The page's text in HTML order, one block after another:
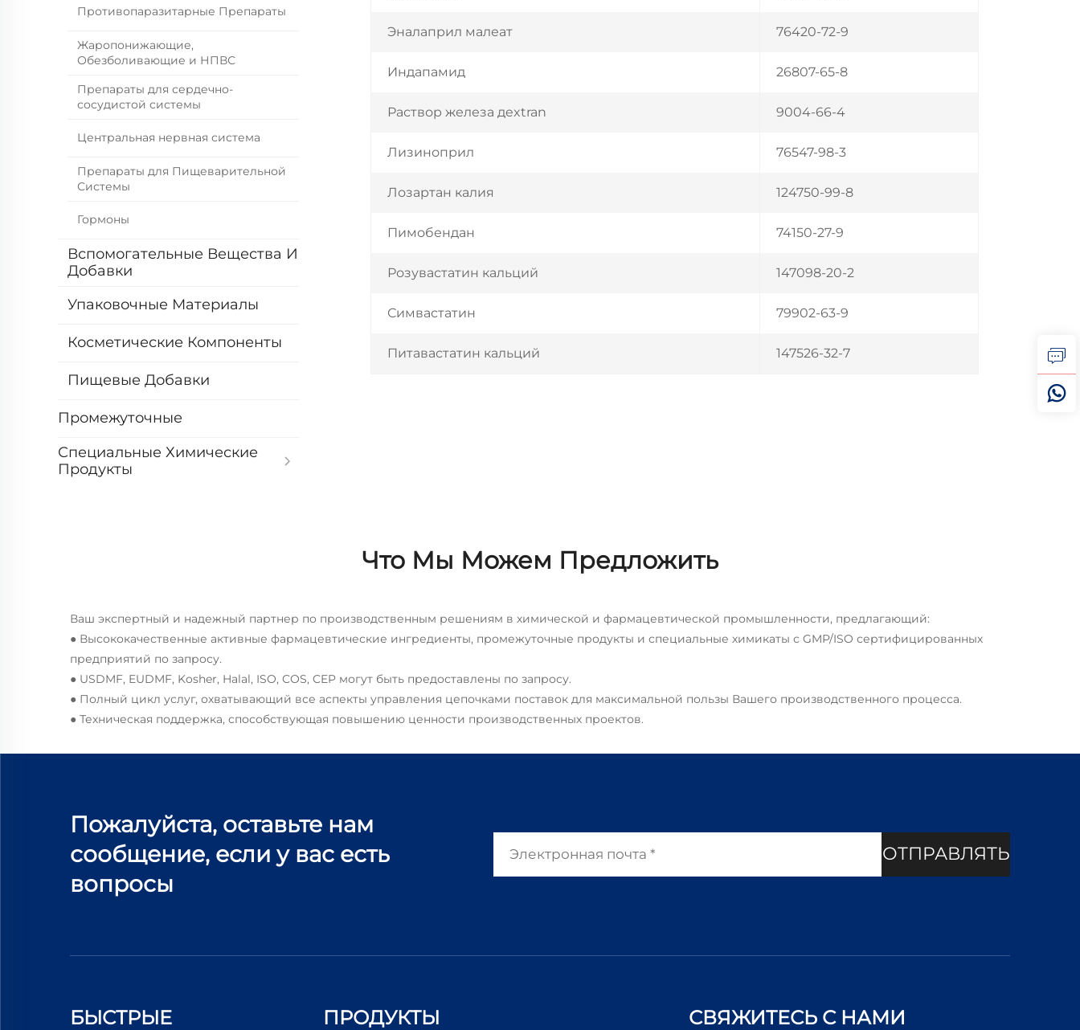
Противопаразитарные Препараты
Жаропонижающие,
Обезболивающие и НПВС
Препараты для сердечно-
сосудистой системы
Центральная нервная система
Препараты для Пищеварительной
Системы
Гормоны
Вспомогательные Вещества И
Добавки
Упаковочные Материалы
Косметические Компоненты
Пищевые Добавки
Промежуточные
Специальные Химические
Продукты
Эналаприл малеат 76420-72-9
Индапамид 26807-65-8
Раствор железа дextran 9004-66-4
Лизиноприл 76547-98-3
Лозартан калия 124750-99-8
Пимобендан 74150-27-9
Розувастатин кальций 147098-20-2
Симвастатин 79902-63-9
Питавастатин кальций 147526-32-7
Что Мы Можем Предложить
Ваш экспертный и надежный партнер по производственным решениям в химической и фармацевтической промышленности, предлагающий:
● Высококачественные активные фармацевтические ингредиенты, промежуточные продукты и специальные химикаты с GMP/ISO сертифицированных
предприятий по запросу.
● USDMF, EUDMF, Kosher, Halal, ISO, COS, CEP могут быть предоставлены по запросу.
● Полный цикл услуг, охватывающий все аспекты управления цепочками поставок для максимальной пользы Вашего производственного процесса.
● Техническая поддержка, способствующая повышению ценности производственных проектов.
Пожалуйста, оставьте нам
сообщение, если у вас есть
вопросы
ОТПРАВЛЯТЬ
БЫСТРЫЕ
ПРОДУКТЫ СВЯЖИТЕСЬ С НАМИ